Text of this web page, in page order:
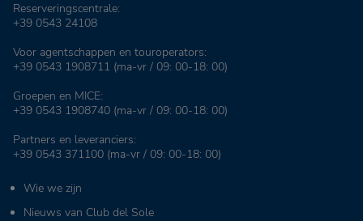
Reserveringscentrale:
+39 0543 24108
Voor agentschappen en touroperators:
+39 0543 1908711 (ma-vr / 09: 00-18: 00)
Groepen en MICE:
+39 0543 1908740 (ma-vr / 09: 00-18: 00)
Partners en leveranciers:
+39 0543 371100 (ma-vr / 09: 00-18: 00)
Wie we zijn
Nieuws van Club del Sole